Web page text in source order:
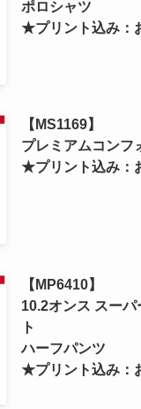
ポロシャツ
★プリント込み：
【MS1169】
プレミアムコンフ
★プリント込み：
【MP6410】
10.2オンス スー
ト
ハーフパンツ
★プリント込み：